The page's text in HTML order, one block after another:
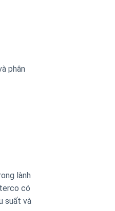
phân
lành
có
suất và